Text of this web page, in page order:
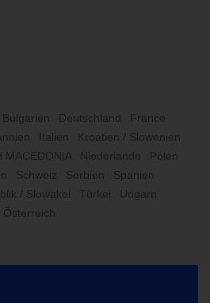
Bulgarien Deutschland
France
Italien
Kroatien / Slowenien
MACEDONIA Niederlande
Polen
Schweiz Serbien
Spanien
/ Slowakei
Türkei
Ungarn
Österreich